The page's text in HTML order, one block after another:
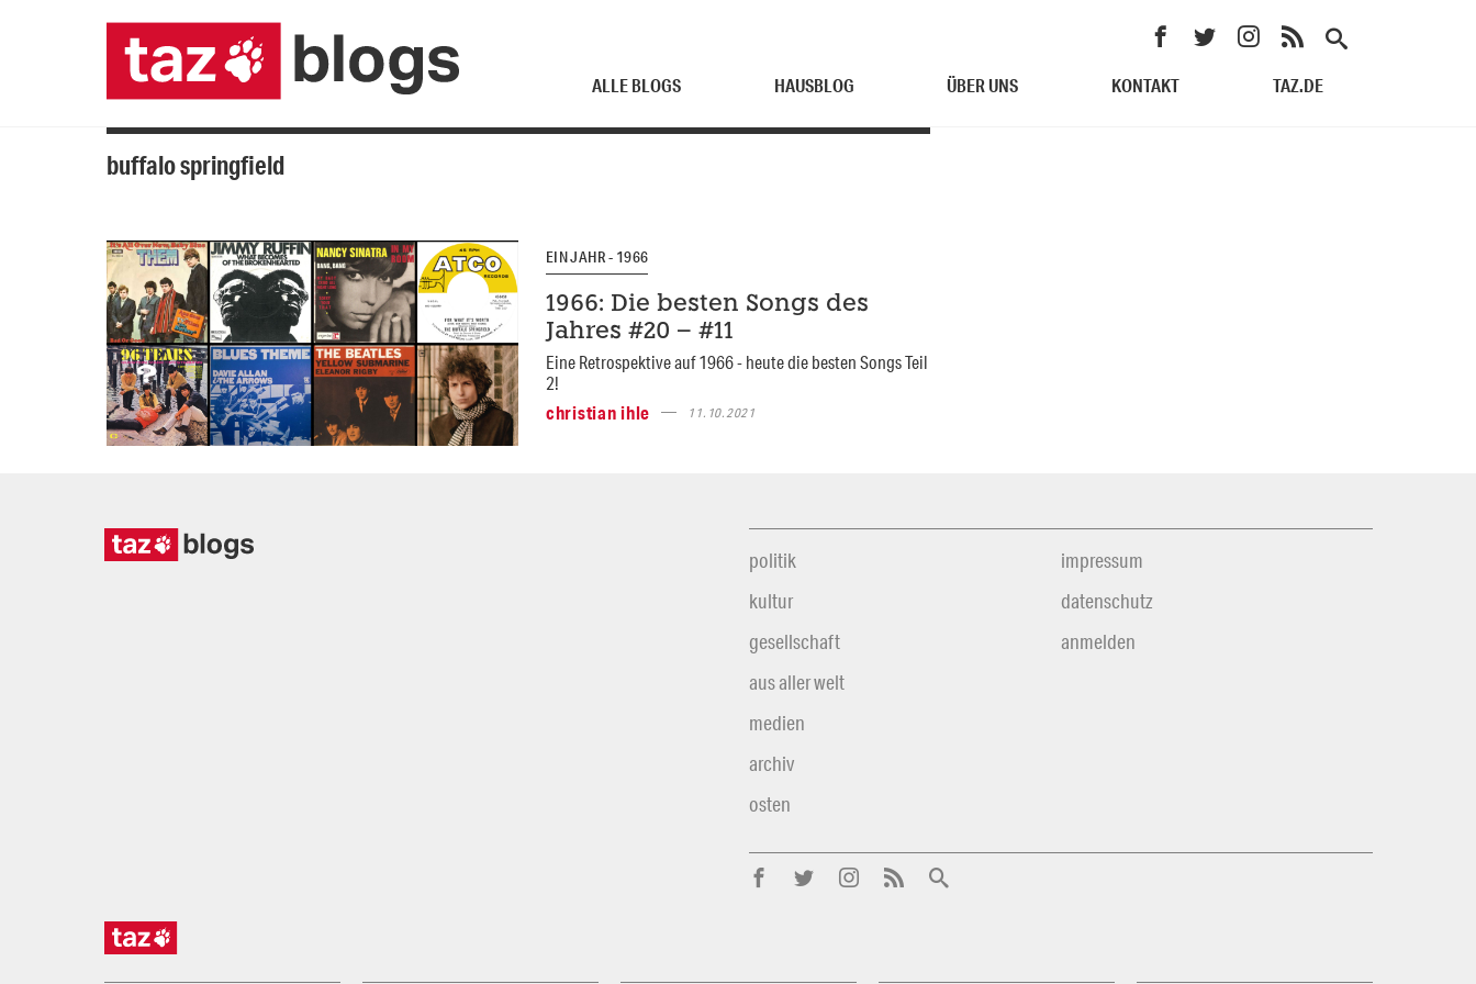
ALLE BLOGS HAUSBLOG ÜBER UNS KONTAKT TAZ.DE
buffalo springfield
EIN JAHR - 1966
1966: Die besten Songs des
Jahres #20 – #11
Eine Retrospektive auf 1966 - heute die besten Songs Teil
2!
christian ihle
11.10.2021
politik
kultur
gesellschaft
aus aller welt
medien
archiv
osten
impressum
datenschutz
anmelden